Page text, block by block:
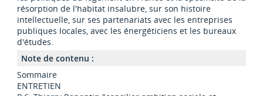
résorption de l'habitat insalubre, sur son histoire
intellectuelle, sur ses partenariats avec les entreprises
publiques locales, avec les énergéticiens et les bureaux
d'études.
Note de contenu :
Sommaire
ENTRETIEN